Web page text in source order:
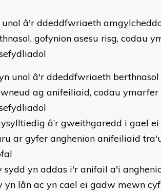
â'r ddeddfwriaeth
gofynion asesu risg, codau
unol â'r ddeddfwriaeth berthnasol
ag anifeiliaid, codau ymarfer
â’r gweithgaredd i gael
ar gyfer anghenion anifeiliaid
yn addas i'r anifail a'i
yn lân ac yn cael ei gadw mewn